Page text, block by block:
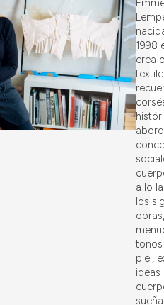
1998
crea
a lo
los
piel,
ideas